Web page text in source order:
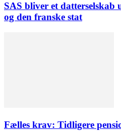
SAS bliver et
og den franske stat
Fælles krav: Tidligere